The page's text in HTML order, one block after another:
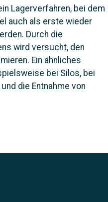
Lagerverfahren, bei dem
auch als erste wieder
Durch die
wird versucht, den
Ein ähnliches
bei Silos, bei
die Entnahme von